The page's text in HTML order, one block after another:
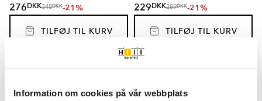
Information om cookies på vår webbplats
276DKK348DKK-21%
TILFØJ TIL KURV
229DKK289DKK-21%
TILFØJ TIL KURV